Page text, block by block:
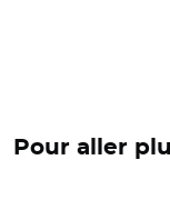
Pour aller